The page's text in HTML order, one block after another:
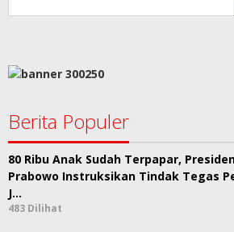
Berita Populer
80 Ribu Anak Sudah Terpapar,
Prabowo Instruksikan Tindak Tegas
J…
483 Dilihat